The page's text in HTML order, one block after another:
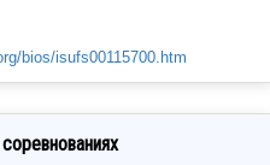
bios/isufs00115700.htm